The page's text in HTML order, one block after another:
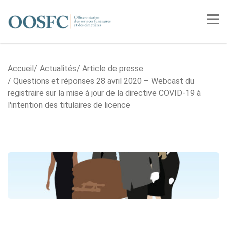
Accueil
Accueil Actualités
Article de presse
Questions et réponses 28 avril 2020 – Webcast du
registraire sur la mise à jour de la directive COVID-19 à
l'intention des titulaires de licence